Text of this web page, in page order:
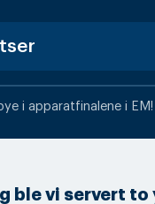
i apparatfinalene i EM!
ble vi servert